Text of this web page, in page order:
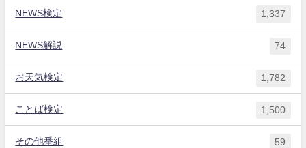
NEWS検定 1,337
NEWS解説 74
お天気検定 1,782
ことば検定 1,500
その他番組 59